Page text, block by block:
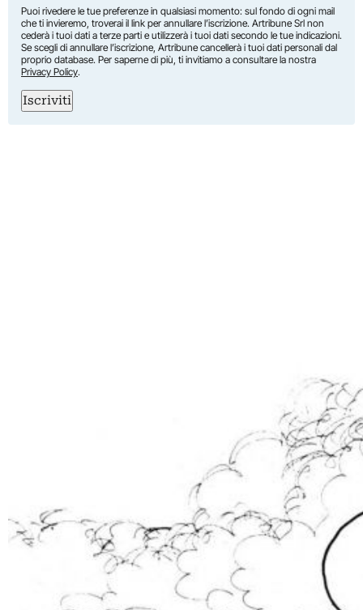
Puoi rivedere le tue preferenze in qualsiasi momento: sul fondo di ogni mail
che ti invieremo, troverai il link per annullare l’iscrizione. Artribune Srl non
cederà i tuoi dati a terze parti e utilizzerà i tuoi dati secondo le tue indicazioni.
Se scegli di annullare l’iscrizione, Artribune cancellerà i tuoi dati personali dal
proprio database. Per saperne di più, ti invitiamo a consultare la nostra
Privacy Policy.
Iscriviti